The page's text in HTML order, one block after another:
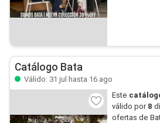
Catálogo Bata
Válido: 31 jul hasta 16 ago
Este
válido por 8
ofertas de